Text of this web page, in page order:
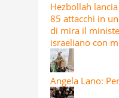
Hezbollah
85 attacchi in
di mira il
israeliano con
Angela Lano: